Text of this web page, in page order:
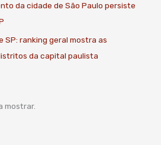
da cidade de São Paulo persiste
SP: ranking geral mostra as
da capital paulista
mostrar.